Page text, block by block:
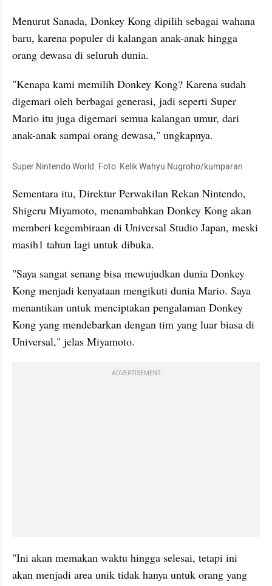
Menurut Sanada, Donkey Kong dipilih sebagai wahana
baru, karena populer di kalangan anak-anak hingga
orang dewasa di seluruh dunia.
"Kenapa kami memilih Donkey Kong? Karena sudah
digemari oleh berbagai generasi, jadi seperti Super
Mario itu juga digemari semua kalangan umur, dari
anak-anak sampai orang dewasa," ungkapnya.
Super Nintendo World. Foto: Kelik Wahyu Nugroho/kumparan
Sementara itu, Direktur Perwakilan Rekan Nintendo,
Shigeru Miyamoto, menambahkan Donkey Kong akan
memberi kegembiraan di Universal Studio Japan, meski
masih1 tahun lagi untuk dibuka.
"Saya sangat senang bisa mewujudkan dunia Donkey
Kong menjadi kenyataan mengikuti dunia Mario. Saya
menantikan untuk menciptakan pengalaman Donkey
Kong yang mendebarkan dengan tim yang luar biasa di
Universal," jelas Miyamoto.
ADVERTISEMENT
"Ini akan memakan waktu hingga selesai, tetapi ini
akan menjadi area unik tidak hanya untuk orang yang